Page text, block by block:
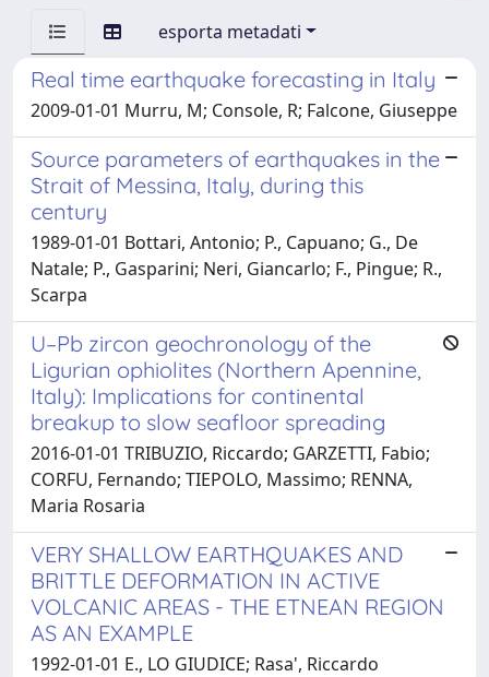
esporta metadati
Real time earthquake forecasting in Italy
2009-01-01 Murru, M; Console, R; Falcone, Giuseppe
Source parameters of earthquakes in the
Strait of Messina, Italy, during this
century
1989-01-01 Bottari, Antonio; P., Capuano; G., De
Natale; P., Gasparini; Neri, Giancarlo; F., Pingue; R.,
Scarpa
U–Pb zircon geochronology of the
Ligurian ophiolites (Northern Apennine,
Italy): Implications for continental
breakup to slow seafloor spreading
2016-01-01 TRIBUZIO, Riccardo; GARZETTI, Fabio;
CORFU, Fernando; TIEPOLO, Massimo; RENNA,
Maria Rosaria
VERY SHALLOW EARTHQUAKES AND
BRITTLE DEFORMATION IN ACTIVE
VOLCANIC AREAS - THE ETNEAN REGION
AS AN EXAMPLE
1992-01-01 E., LO GIUDICE; Rasa', Riccardo